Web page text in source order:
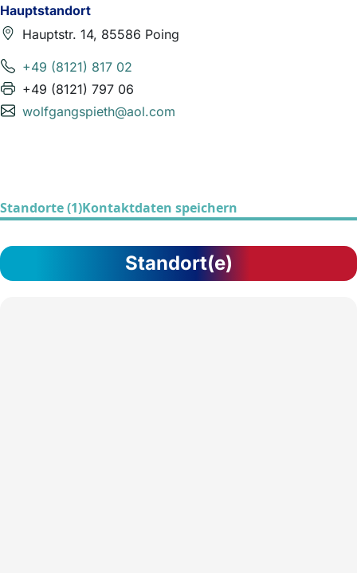
Hauptstandort
Hauptstr. 14, 85586 Poing
+49 (8121) 817 02
+49 (8121) 797 06
wolfgangspieth@aol.com
Standorte (1)Kontaktdaten speichern
Standort(e)